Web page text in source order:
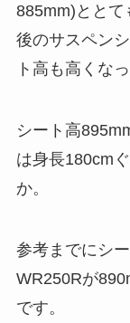
885mm)ととて
後のサスペン
ト高も高くな
シート高
は身長180cm
か。
参考までにシ
WR250Rが
です。